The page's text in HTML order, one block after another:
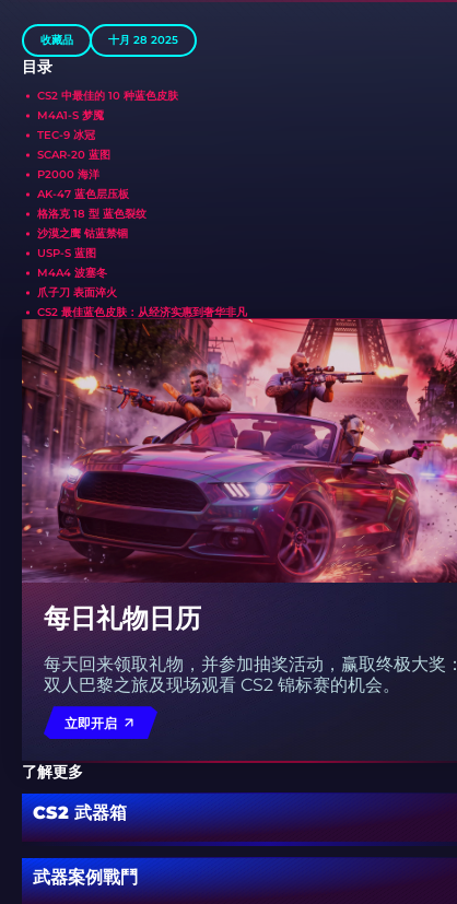
收藏品 十月 28 2025
目录
CS2 中最佳的 10 种蓝色皮肤
M4A1-S 梦魇
TEC-9 冰冠
SCAR-20 蓝图
P2000 海洋
AK-47 蓝色层压板
格洛克 18 型 蓝色裂纹
沙漠之鹰 钴蓝禁锢
USP-S 蓝图
M4A4 波塞冬
爪子刀 表面淬火
CS2 最佳蓝色皮肤：从经济实惠到奢华非凡
每日礼物日历
每天回来领取礼物，并参加抽奖活动，赢取终极大奖：
双人巴黎之旅及现场观看 CS2 锦标赛的机会。
立即开启
了解更多
CS2 武器箱
武器案例戰鬥